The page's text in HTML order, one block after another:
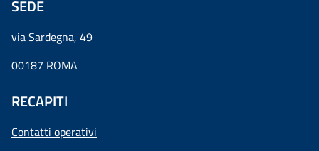
SEDE
via Sardegna, 49
00187 ROMA
RECAPITI
Contatti operativi